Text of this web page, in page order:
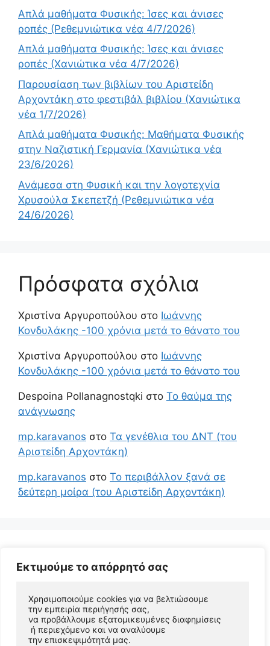
Εκτιμούμε το απόρρητό σας
Χρησιμοποιούμε cookies για να βελτιώσουμε
την εμπειρία περιήγησής σας,
να προβάλλουμε εξατομικευμένες διαφημίσεις
ή περιεχόμενο και να αναλύουμε
την επισκεψιμότητά μας.
Απλά μαθήματα Φυσικής: Ίσες και άνισες
ροπές (Ρεθεμνιώτικα νέα 4/7/2026)
Απλά μαθήματα Φυσικής: Ίσες και άνισες
ροπές (Χανιώτικα νέα 4/7/2026)
Παρουσίαση των βιβλίων του Αριστείδη
Αρχοντάκη στο φεστιβάλ βιβλίου (Χανιώτικα
νέα 1/7/2026)
Απλά μαθήματα Φυσικής: Μαθήματα Φυσικής
στην Ναζιστική Γερμανία (Χανιώτικα νέα
23/6/2026)
Ανάμεσα στη Φυσική και την λογοτεχνία
Χρυσούλα Σκεπετζή (Ρεθεμνιώτικα νέα
24/6/2026)
Πρόσφατα σχόλια
Χριστίνα Αργυροπούλου στο Ιωάννης
Κονδυλάκης -100 χρόνια μετά το θάνατο του
Χριστίνα Αργυροπούλου στο Ιωάννης
Κονδυλάκης -100 χρόνια μετά το θάνατο του
Despoina Pollanagnostqki στο Το θαύμα της
ανάγνωσης
mp.karavanos στο Τα γενέθλια του ΔΝΤ (του
Αριστείδη Αρχοντάκη)
mp.karavanos στο Το περιβάλλον ξανά σε
δεύτερη μοίρα (του Αριστείδη Αρχοντάκη)
© 2026 Αριστείδης Αρχοντάκης Φυσικός Συγγραφέας